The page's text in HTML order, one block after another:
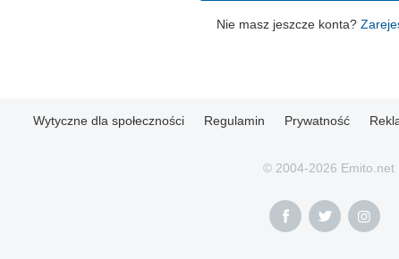
Nie masz jeszcze konta?
Wytyczne dla społeczności Regulamin Prywatność
© 2004-2026 Emito.net